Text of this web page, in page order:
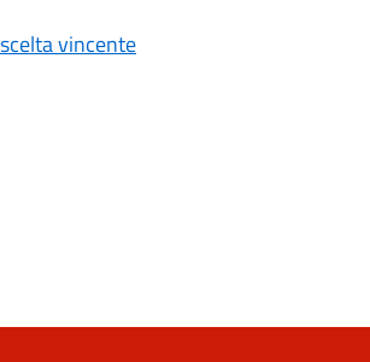
vincente